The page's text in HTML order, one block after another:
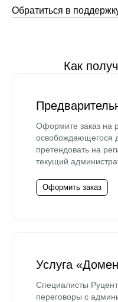
Обратиться в
Как
Оформите заказ на
освобождающегося
претендовать на
текущий
Оформить заказ
Услуга
Специалисты
переговоры с